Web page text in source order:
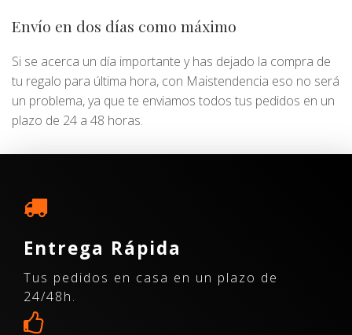
Envío en dos días como máximo
Si se acerca un día importante y has dejado la compra de
tu regalo para última hora, con Maistendencia eso no será
un problema, ya que te enviamos todos tus pedidos en un
plazo de 24 a 48 horas.
Entrega Rápida
Tus pedidos en casa en un plazo de
24/48h.